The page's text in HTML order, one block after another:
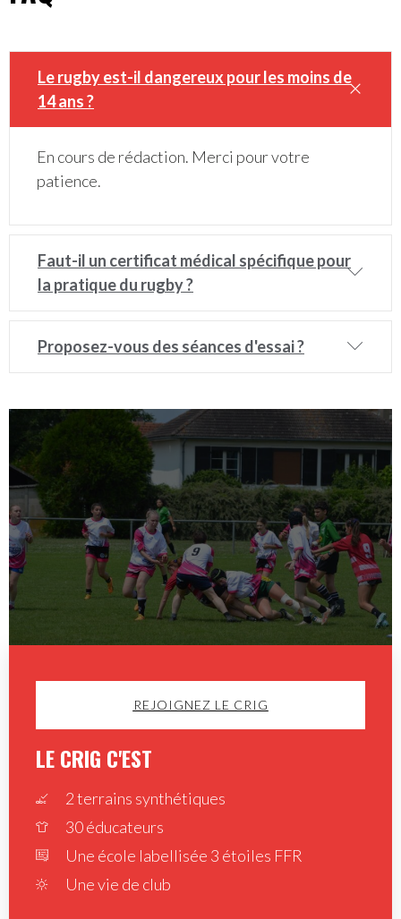
Le rugby est-il dangereux pour les moins de
14 ans ?
En cours de rédaction. Merci pour votre
patience.
Faut-il un certificat médical spécifique pour
la pratique du rugby ?
Proposez-vous des séances d'essai ?
REJOIGNEZ LE CRIG
LE CRIG C'EST
2 terrains synthétiques
30 éducateurs
Une école labellisée 3 étoiles FFR
Une vie de club